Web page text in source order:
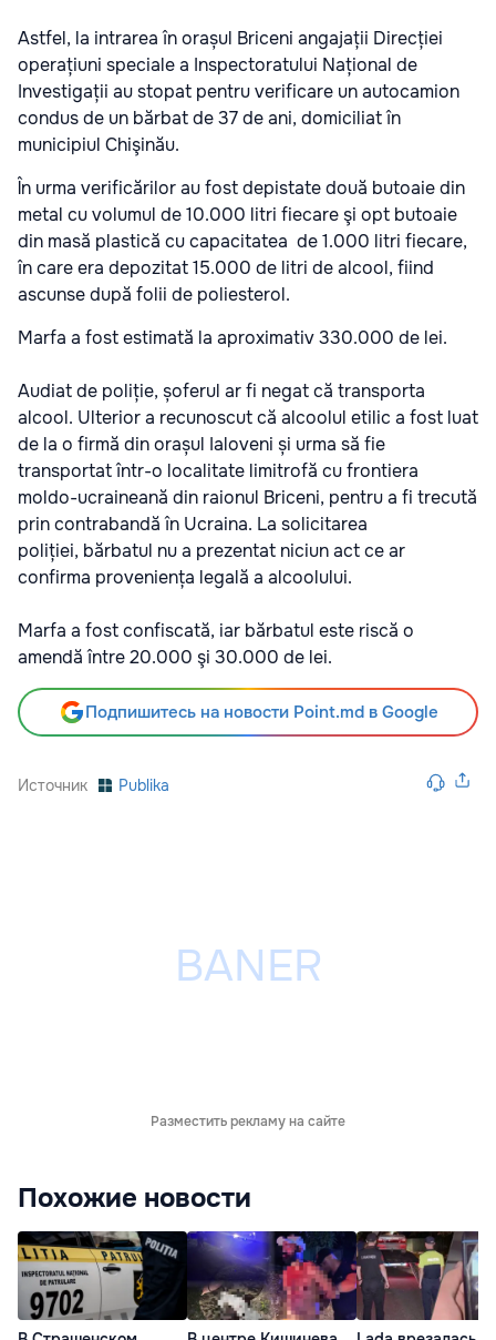
Astfel, la intrarea în orașul Briceni angajații Direcției
operațiuni speciale a Inspectoratului Național de
Investigații au stopat pentru verificare un autocamion
condus de un bărbat de 37 de ani, domiciliat în
municipiul Chişinău.
În urma verificărilor au fost depistate două butoaie din
metal cu volumul de 10.000 litri fiecare şi opt butoaie
din masă plastică cu capacitatea de 1.000 litri fiecare,
în care era depozitat 15.000 de litri de alcool, fiind
ascunse după folii de poliesterol.
Marfa a fost estimată la aproximativ 330.000 de lei.
Audiat de poliție, șoferul ar fi negat că transporta
alcool. Ulterior a recunoscut că alcoolul etilic a fost luat
de la o firmă din orașul Ialoveni și urma să fie
transportat într-o localitate limitrofă cu frontiera
moldo-ucraineană din raionul Briceni, pentru a fi trecută
prin contrabandă în Ucraina. La solicitarea
poliției, bărbatul nu a prezentat niciun act ce ar
confirma proveniența legală a alcoolului.
Marfa a fost confiscată, iar bărbatul este riscă o
amendă între 20.000 şi 30.000 de lei.
Подпишитесь на новости Point.md в Google
Источник Publika
Разместить рекламу на сайте
Похожие новости